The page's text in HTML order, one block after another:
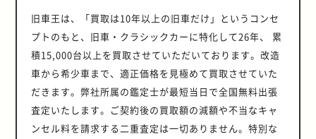
旧車王は、「買取は10年以上の旧車だけ」というコンセ
プトのもと、旧車・クラシックカーに特化して26年、 累
積15,000台以上を買取させていただいております。改造
車から希少車まで、適正価格を見極めて買取させていた
だきます。弊社所属の鑑定士が最短当日で全国無料出張
査定いたします。ご契約後の買取額の減額や不当なキャ
ンセル料を請求する二重査定は一切ありません。特別な